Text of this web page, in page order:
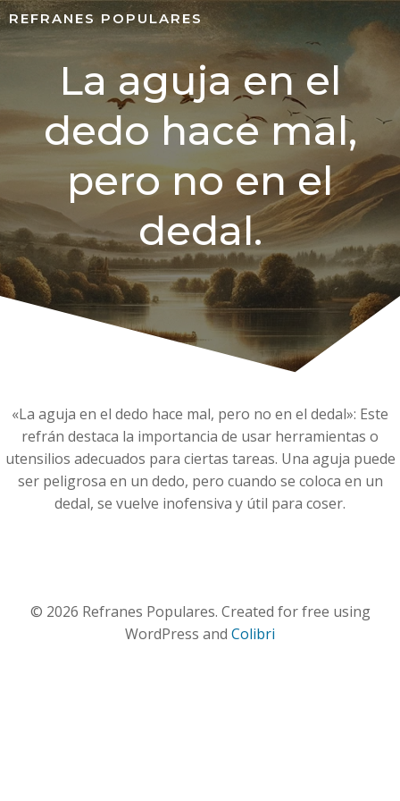
REFRANES POPULARES
La aguja en el
dedo hace mal,
pero no en el
dedal.
«La aguja en el dedo hace mal, pero no en el dedal»: Este
refrán destaca la importancia de usar herramientas o
utensilios adecuados para ciertas tareas. Una aguja puede
ser peligrosa en un dedo, pero cuando se coloca en un
dedal, se vuelve inofensiva y útil para coser.
© 2026 Refranes Populares. Created for free using
WordPress and Colibri